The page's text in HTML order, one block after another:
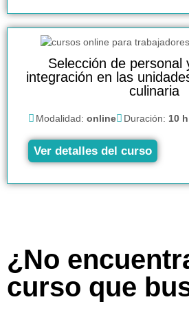
Selección de personal
integración en las
culinaria
Modalidad: online Duración: 10 h
Ver detalles del curso
¿No
curso que